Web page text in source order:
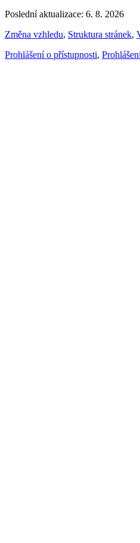
Poslední aktualizace: 6. 8. 2026
Změna vzhledu, Struktura stránek,
Prohlášení o přístupnosti,